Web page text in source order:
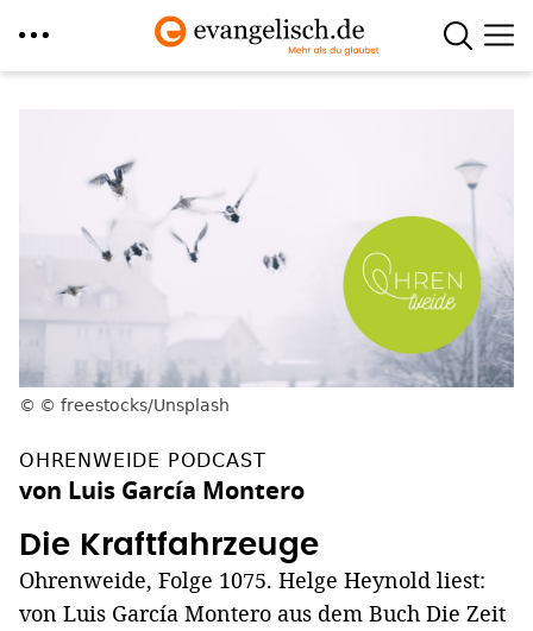
© freestocks/Unsplash
OHRENWEIDE PODCAST
von Luis García Montero
Die Kraftfahrzeuge
Ohrenweide, Folge 1075. Helge Heynold liest:
von Luis García Montero aus dem Buch Die Zeit